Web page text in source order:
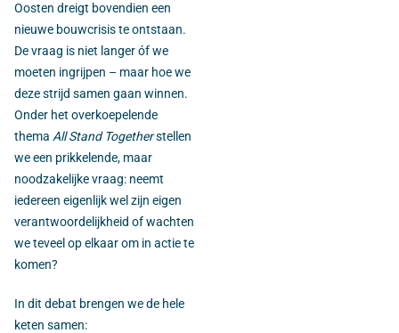
Oosten dreigt bovendien een
nieuwe bouwcrisis te ontstaan.
De vraag is niet langer óf we
moeten ingrijpen – maar hoe we
deze strijd samen gaan winnen.
Onder het overkoepelende
thema All Stand Togetherstellen
we een prikkelende, maar
noodzakelijke vraag: neemt
iedereen eigenlijk wel zijn eigen
verantwoordelijkheid of wachten
we teveel op elkaar om in actie te
komen?
In dit debat brengen we de hele
keten samen: